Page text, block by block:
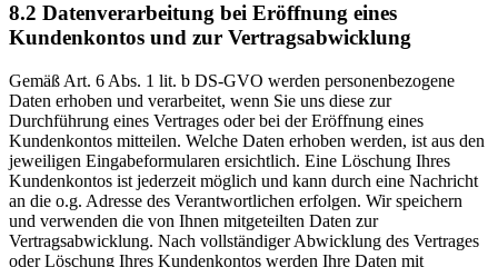
8.2 Datenverarbeitung bei Eröffnung eines
Kundenkontos und zur Vertragsabwicklung
Gemäß Art. 6 Abs. 1 lit. b DS-GVO werden personenbezogene
Daten erhoben und verarbeitet, wenn Sie uns diese zur
Durchführung eines Vertrages oder bei der Eröffnung eines
Kundenkontos mitteilen. Welche Daten erhoben werden, ist aus den
jeweiligen Eingabeformularen ersichtlich. Eine Löschung Ihres
Kundenkontos ist jederzeit möglich und kann durch eine Nachricht
an die o.g. Adresse des Verantwortlichen erfolgen. Wir speichern
und verwenden die von Ihnen mitgeteilten Daten zur
Vertragsabwicklung. Nach vollständiger Abwicklung des Vertrages
oder Löschung Ihres Kundenkontos werden Ihre Daten mit